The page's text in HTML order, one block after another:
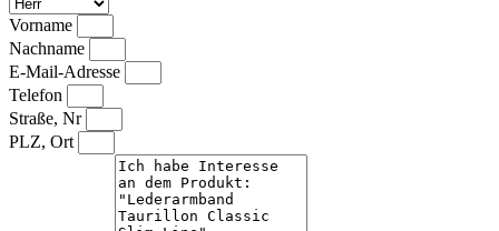
Vorname
Nachname
E-Mail-Adresse
Telefon
Straße, Nr
PLZ, Ort